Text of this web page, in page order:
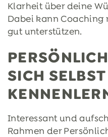
Klarheit über deine
Dabei kann
gut unterstützen.
SICH
Interessant und
Rahmen der